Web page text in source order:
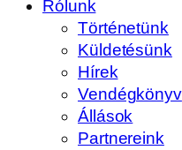
Rólunk
Történetünk
Küldetésünk
Hírek
Vendégkönyv
Állások
Partnereink